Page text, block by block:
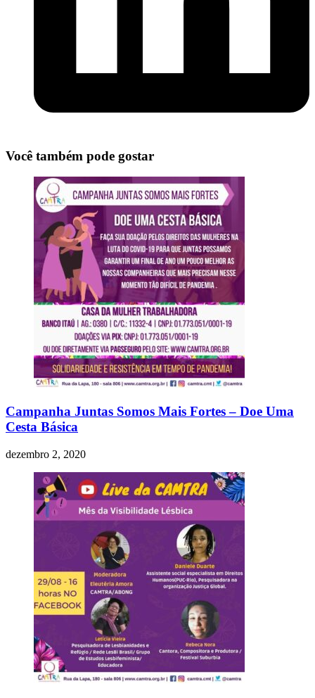
Você também pode gostar
Campanha Juntas Somos Mais Fortes – Doe Uma
Cesta Básica
dezembro 2, 2020